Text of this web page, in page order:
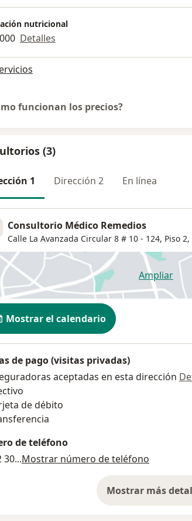
nutricional
Detalles
funcionan los precios?
(3)
1 Dirección 2 En línea
Consultorio Médico Remedios
Calle La Avanzada Circular 8 # 10 - 124, Piso 2,
Ampliar
se abre
Mostrar el calendario
de pago (visitas privadas)
aceptadas en esta dirección
de débito
de teléfono
30...Mostrar número de teléfono
Mostrar mássobre